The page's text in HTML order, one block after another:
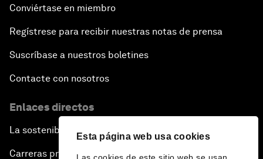
Esta página web usa cookies
Conviértase en miembro
Regístrese para recibir nuestras notas de prensa
Suscríbase a nuestros boletines
Contacte con nosotros
Enlaces directos
La sostenibilidad en el Foro
Carreras profesionales